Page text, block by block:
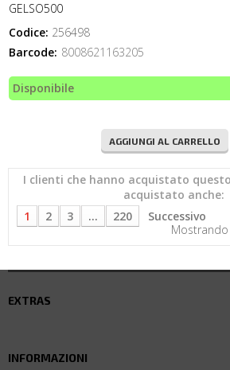
GELSO500
Codice: 256498
Barcode: 8008621163205
Disponibile
AGGIUNGI AL CARRELLO
I clienti che hanno acquistato
acquistato anche:
1
2 3 ... 220
Successivo
EXTRAS
INFORMAZIONI